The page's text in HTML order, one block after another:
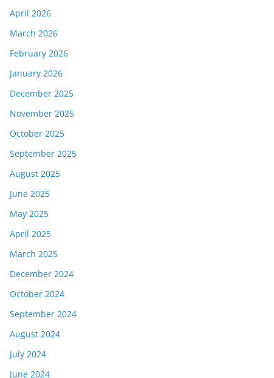
April 2026
March 2026
February 2026
January 2026
December 2025
November 2025
October 2025
September 2025
August 2025
June 2025
May 2025
April 2025
March 2025
December 2024
October 2024
September 2024
August 2024
July 2024
June 2024